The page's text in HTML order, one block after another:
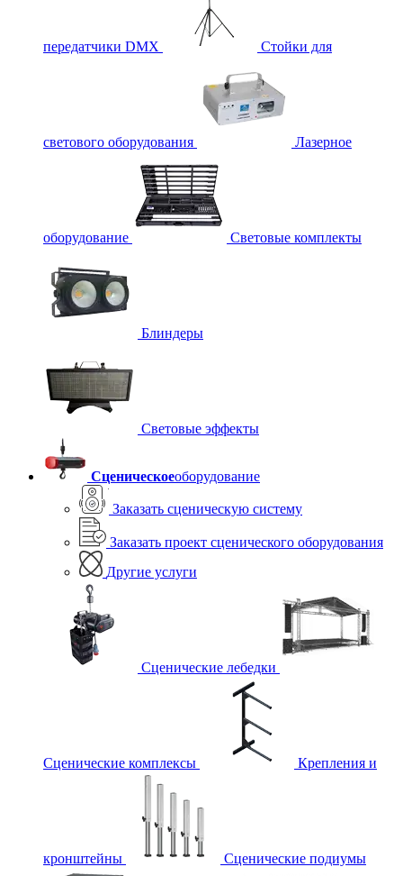
передатчики DMX Стойки для
светового оборудования Лазерное
оборудование Световые комплекты
Блиндеры
Световые эффекты
Сценическоеоборудование
Заказать сценическую систему
Заказать проект сценического оборудования
Другие услуги
Сценические лебедки
Сценические комплексы Крепления и
кронштейны Сценические подиумы